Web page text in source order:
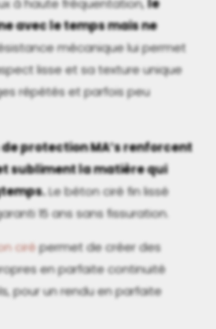
à haute fréquentation,le
avec le temps mais ne
mécanique lui permet
lisse et sa texture unique
répétés et parfois peu
protection MA’s renforcent
subliment la matière qui
Le béton ciré fin lissé
15 ans sans fissuration.
cirépermet de créer des
en parfaite continuité
pour un rendu en parfaite